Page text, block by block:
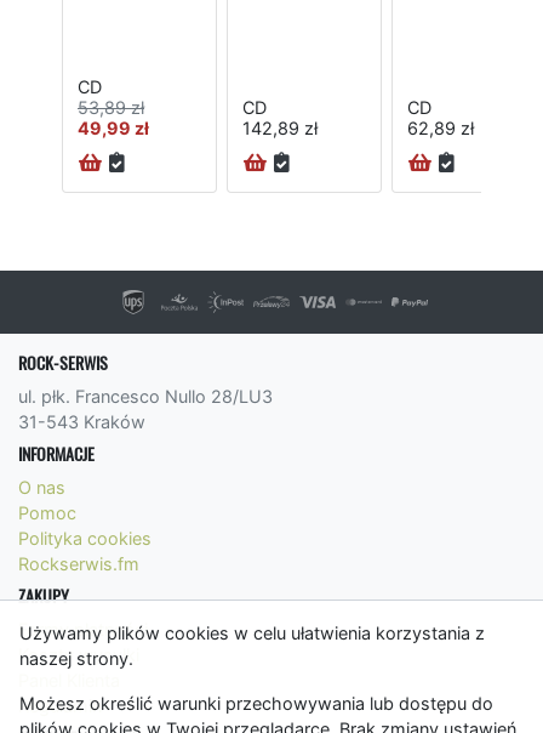
Używamy plików cookies w celu ułatwienia korzystania z
naszej strony.
Możesz określić warunki przechowywania lub dostępu do
plików cookies w Twojej przeglądarce. Brak zmiany ustawień
CD
53,89 zł
49,99 zł
CD
142,89 zł
CD
62,89 zł
ROCK-SERWIS
ul. płk. Francesco Nullo 28/LU3
31-543 Kraków
INFORMACJE
O nas
Pomoc
Polityka cookies
Rockserwis.fm
ZAKUPY
Formy płatności
Koszty wysyłki
Regulamin